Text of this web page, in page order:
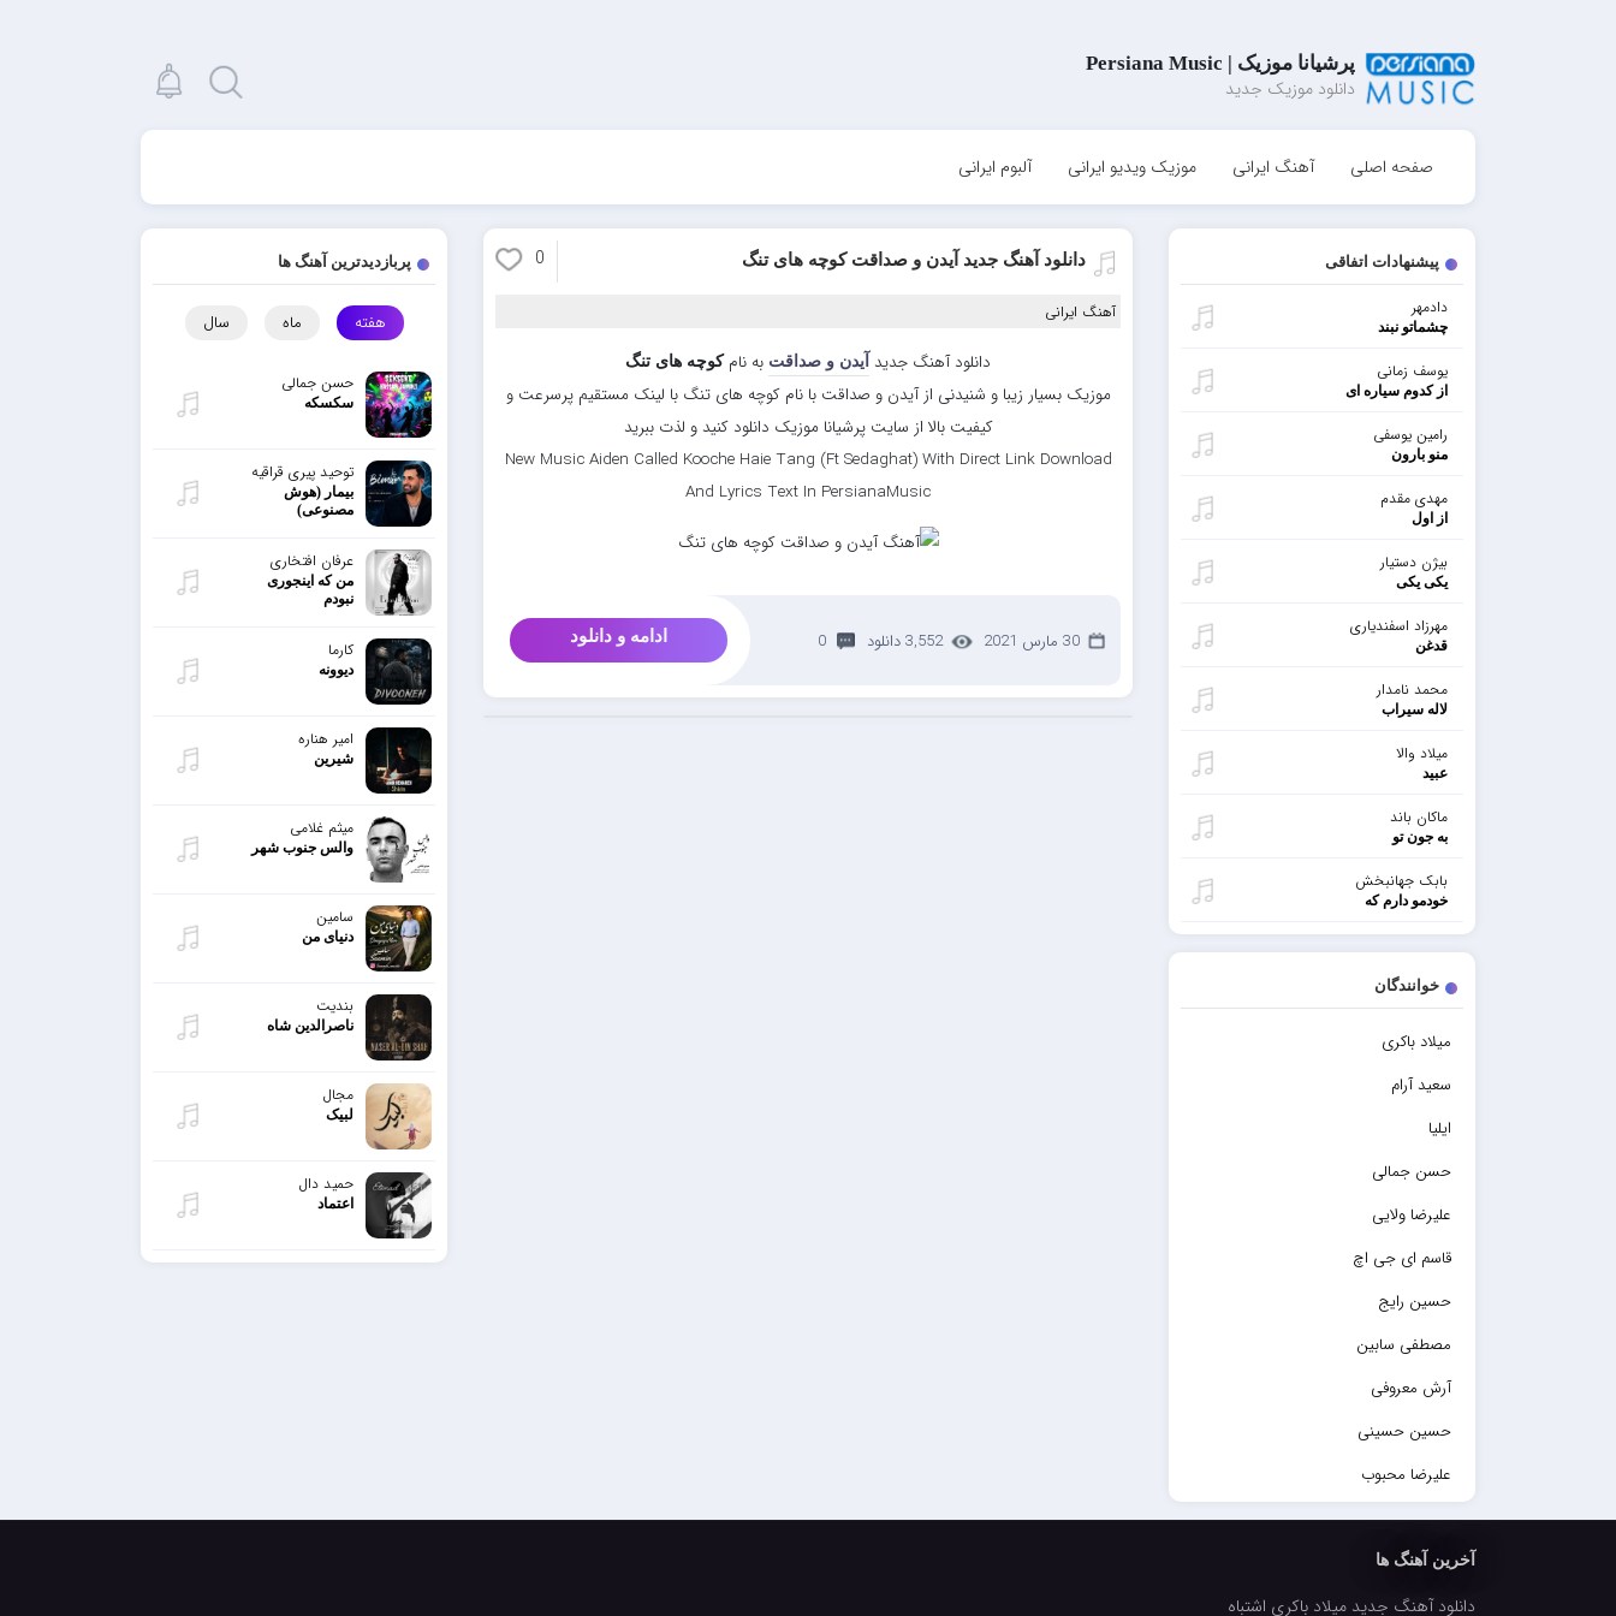
پرشیانا موزیک | Persiana Music
دانلود موزیک جدید
صفحه اصلی آهنگ ایرانی موزیک ویدیو ایرانی آلبوم ایرانی
پیشنهادات اتفاقی
دادمهر
چشماتو نبند
یوسف زمانی
از کدوم سیاره ای
رامین یوسفی
منو بارون
مهدی مقدم
از اول
بیژن دستیار
یکی یکی
مهرزاد اسفندیاری
قدغن
محمد نامدار
لاله سیراب
میلاد والا
عبید
ماکان باند
به جون تو
بابک جهانبخش
خودمو دارم که
خوانندگان
میلاد باکری
سعید آرام
ایلیا
حسن جمالی
علیرضا ولایی
قاسم ای جی اچ
حسین رایج
مصطفی سابین
آرش معروفی
حسین حسینی
علیرضا محبوب
حسین حصارکی
مهدیار
کاپیتان
دانلود آهنگ جدید آیدن و صداقت کوچه های تنگ 0
آهنگ ایرانی
دانلود آهنگ جدید آیدن و صداقت به نامکوچه های تنگ
موزیک بسیار زیبا و شنیدنی از آیدن و صداقت با نام کوچه های تنگ با لینک مستقیم پرسرعت و
کیفیت بالا از سایت پرشیانا موزیک دانلود کنید و لذت ببرید
New Music Aiden Called Kooche Haie Tang (Ft Sedaghat) With Direct Link Download
And Lyrics Text In PersianaMusic
30 مارس 2021 3,552 دانلود 0 ادامه و دانلود
پربازدیدترین آهنگ ها
هفته ماه سال
حسن جمالی
سکسکه
توحید پیری قراقیه
بیمار (هوش
مصنوعی)
عرفان افتخاری
من که اینجوری
نبودم
کارما
دیوونه
امیر هناره
شیرین
میثم غلامی
والس جنوب شهر
سامین
دنیای من
بندیت
ناصرالدین شاه
مجال
لبیک
حمید دال
اعتماد
آخرین آهنگ ها
دانلود آهنگ جدید میلاد باکری اشتباه